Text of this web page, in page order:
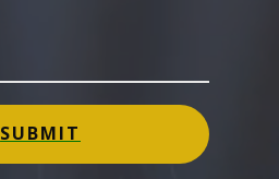
SUBMIT